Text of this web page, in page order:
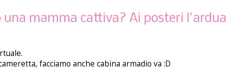
una mamma cattiva? Ai posteri l'ardua
facciamo anche cabina armadio va :D